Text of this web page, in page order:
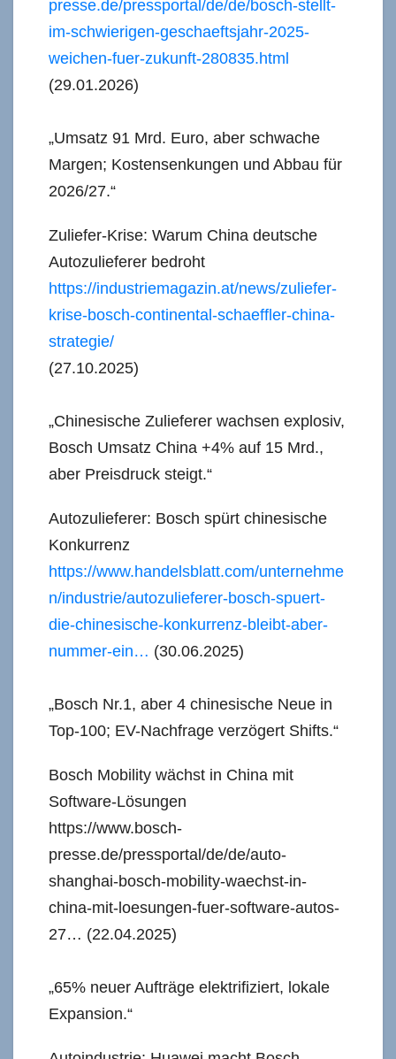
presse.de/pressportal/de/de/bosch-stellt-
im-schwierigen-geschaeftsjahr-2025-
weichen-fuer-zukunft-280835.html
(29.01.2026)
„Umsatz 91 Mrd. Euro, aber schwache
Margen; Kostensenkungen und Abbau für
2026/27.“
Zuliefer-Krise: Warum China deutsche
Autozulieferer bedroht
https://industriemagazin.at/news/zuliefer-
krise-bosch-continental-schaeffler-china-
strategie/
(27.10.2025)
„Chinesische Zulieferer wachsen explosiv,
Bosch Umsatz China +4% auf 15 Mrd.,
aber Preisdruck steigt.“
Autozulieferer: Bosch spürt chinesische
Konkurrenz
https://www.handelsblatt.com/unternehme
n/industrie/autozulieferer-bosch-spuert-
die-chinesische-konkurrenz-bleibt-aber-
nummer-ein… (30.06.2025)
„Bosch Nr.1, aber 4 chinesische Neue in
Top-100; EV-Nachfrage verzögert Shifts.“
Bosch Mobility wächst in China mit
Software-Lösungen
https://www.bosch-
presse.de/pressportal/de/de/auto-
shanghai-bosch-mobility-waechst-in-
china-mit-loesungen-fuer-software-autos-
27… (22.04.2025)
„65% neuer Aufträge elektrifiziert, lokale
Expansion.“